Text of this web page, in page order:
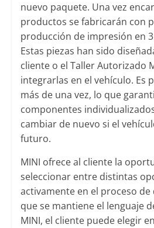
nuevo paquete. Una vez
productos se fabricarán con
producción de impresión en
Estas piezas han sido
cliente o el Taller Autorizado
integrarlas en el vehículo. Es
más de una vez, lo que
componentes
cambiar de nuevo si el
futuro.
MINI ofrece al cliente la
seleccionar entre distintas
activamente en el proceso
que se mantiene el lenguaje
MINI, el cliente puede elegir